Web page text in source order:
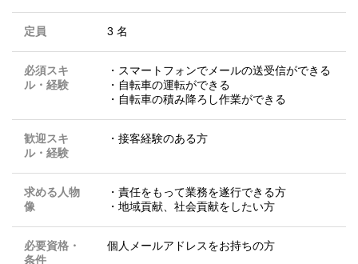
定員 3 名
必須スキ
ル・経験
・スマートフォンでメールの送受信ができる
・自転車の運転ができる
・自転車の積み降ろし作業ができる
歓迎スキ
ル・経験
・接客経験のある方
求める人物
像
・責任をもって業務を遂行できる方
・地域貢献、社会貢献をしたい方
必要資格・
条件
個人メールアドレスをお持ちの方